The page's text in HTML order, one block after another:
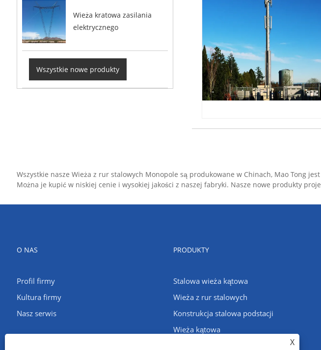
Wieża kratowa zasilania
elektrycznego
Wszystkie nowe produkty
Wszystkie nasze Wieża z rur stalowych Monopole są produkowane w Chinach, Mao Tong
Można je kupić w niskiej cenie i wysokiej jakości z naszej fabryki. Nasze nowe produkty
O NAS
Profil firmy
Kultura firmy
Nasz serwis
PRODUKTY
Stalowa wieża kątowa
Wieża z rur stalowych
Konstrukcja stalowa podstacji
Wieża kątowa
X